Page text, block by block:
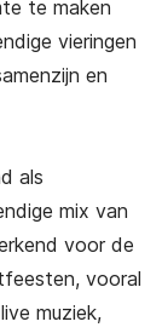
te maken
vieringen
en
als
mix van
voor de
vooral
muziek,